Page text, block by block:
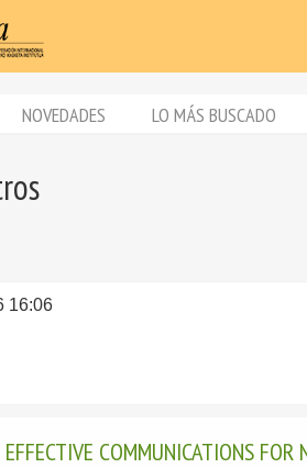
NOVEDADES LO MÁS BUSCADO
16:06
EFFECTIVE COMMUNICATIONS